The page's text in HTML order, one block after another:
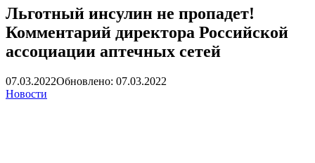
Льготный инсулин не пропадет!
Комментарий директора Российской
ассоциации аптечных сетей
07.03.2022Обновлено: 07.03.2022
Новости